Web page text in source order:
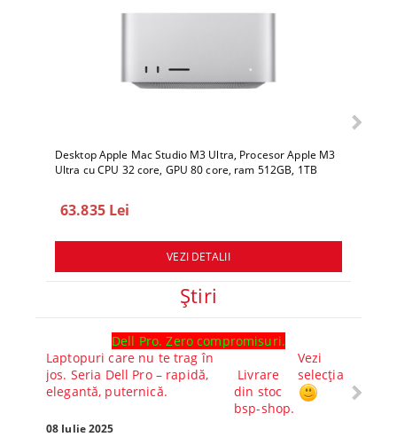
Desktop Apple Mac Studio M3 Ultra, Procesor Apple M3
Ultra cu CPU 32 core, GPU 80 core, ram 512GB, 1TB
63.835 Lei
VEZI DETALII
Ştiri
Dell Pro. Zero compromisuri.
Laptopuri care nu te trag în
jos. Seria Dell Pro – rapidă,
elegantă, puternică.
Livrare
din stoc
bsp-shop.
Vezi
selecția
08 Iulie 2025